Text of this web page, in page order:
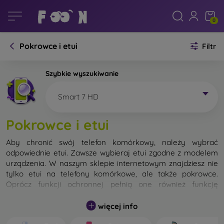
0
Pokrowce i etui Filtr
Szybkie wyszukiwanie
Smart 7 HD
Pokrowce i etui
Aby chronić swój telefon komórkowy, należy wybrać
odpowiednie etui. Zawsze wybieraj etui zgodne z modelem
urządzenia. W naszym sklepie internetowym znajdziesz nie
tylko etui na telefony komórkowe, ale także pokrowce.
Oprócz funkcji ochronnej pełnią one również funkcję
Pokrowiec na telefon komórkowy możemy również nazwać
więcej info